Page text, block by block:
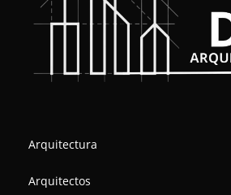
Arquitectura
Arquitectos